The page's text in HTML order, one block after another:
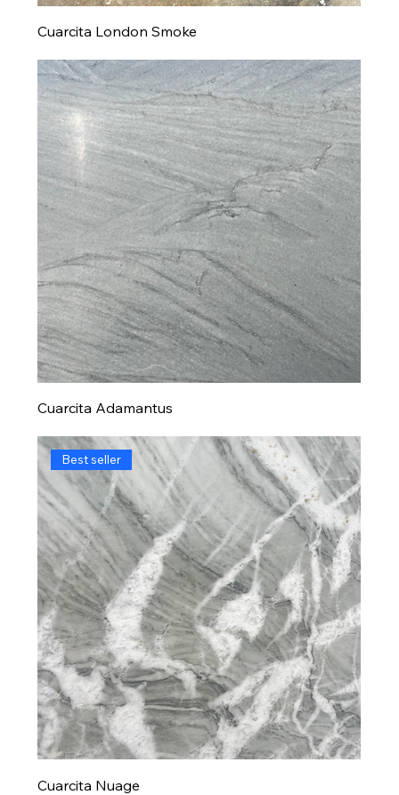
Cuarcita London Smoke
Cuarcita Adamantus
Best seller
Cuarcita Nuage